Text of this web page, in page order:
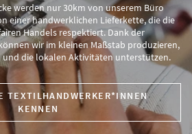
werden nur 30km von unserem Büro
einer handwerklichen Lieferkette, die die
Handels respektiert. Dank der
wir im kleinen Maßstab produzieren,
und die lokalen Aktivitäten unterstützen.
TEXTILHANDWERKER*INNEN
KENNEN